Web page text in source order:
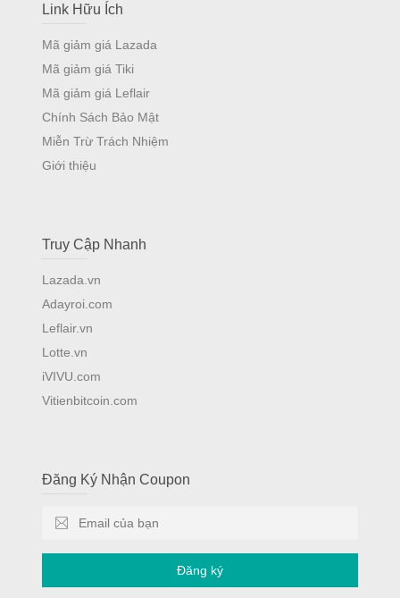
Link Hữu Ích
Mã giảm giá Lazada
Mã giảm giá Tiki
Mã giảm giá Leflair
Chính Sách Bảo Mật
Miễn Trừ Trách Nhiệm
Giới thiệu
Truy Cập Nhanh
Lazada.vn
Adayroi.com
Leflair.vn
Lotte.vn
iVIVU.com
Vitienbitcoin.com
Đăng Ký Nhận Coupon
Đăng ký